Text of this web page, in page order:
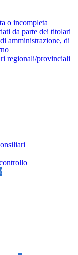
o incompleta
da parte dei titolari
amministrazione, di
regionali/provinciali